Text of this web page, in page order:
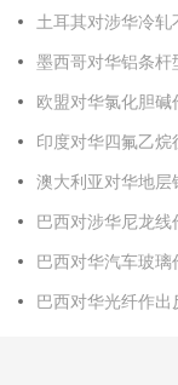
土耳其对涉华冷
墨西哥对华铝条杆
欧盟对华氯化胆
印度对华四氟乙烷
澳大利亚对华地层
巴西对涉华尼龙
巴西对华汽车玻
巴西对华光纤作出